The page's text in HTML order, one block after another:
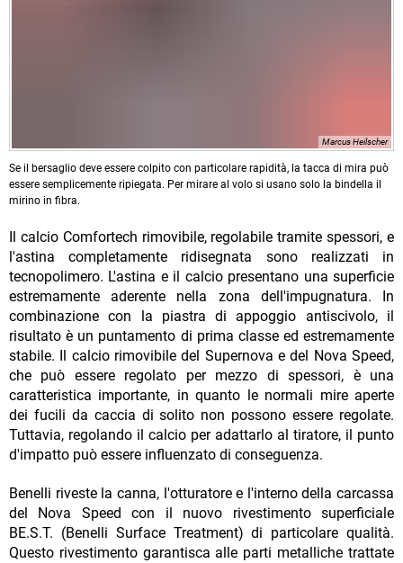
Marcus Heilscher
Se il bersaglio deve essere colpito con particolare rapidità, la tacca di mira può
essere semplicemente ripiegata. Per mirare al volo si usano solo la bindella il
mirino in fibra.
Il calcio Comfortech rimovibile, regolabile tramite spessori, e
l'astina completamente ridisegnata sono realizzati in
tecnopolimero. L'astina e il calcio presentano una superficie
estremamente aderente nella zona dell'impugnatura. In
combinazione con la piastra di appoggio antiscivolo, il
risultato è un puntamento di prima classe ed estremamente
stabile. Il calcio rimovibile del Supernova e del Nova Speed,
che può essere regolato per mezzo di spessori, è una
caratteristica importante, in quanto le normali mire aperte
dei fucili da caccia di solito non possono essere regolate.
Tuttavia, regolando il calcio per adattarlo al tiratore, il punto
d'impatto può essere influenzato di conseguenza.
Benelli riveste la canna, l'otturatore e l'interno della carcassa
del Nova Speed con il nuovo rivestimento superficiale
BE.S.T. (Benelli Surface Treatment) di particolare qualità.
Questo rivestimento garantisca alle parti metalliche trattate